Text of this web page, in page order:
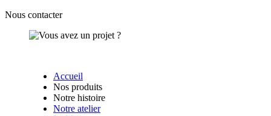
Nous contacter
Accueil
Nos produits
Notre histoire
Notre atelier